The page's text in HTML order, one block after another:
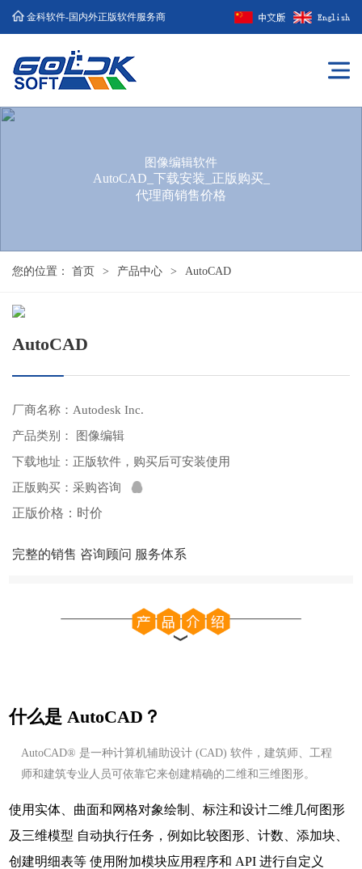
金科软件-国内外正版软件服务商
图像编辑软件
AutoCAD_下载安装_正版购买_
代理商销售价格
您的位置： 首页 > 产品中心 > AutoCAD
AutoCAD
厂商名称：Autodesk Inc.
产品类别： 图像编辑
下载地址： 正版软件，购买后可安装使用
正版购买： 采购咨询
正版价格：时价
完整的销售 咨询顾问 服务体系
什么是 AutoCAD？
AutoCAD® 是一种计算机辅助设计 (CAD) 软件，建筑师、工程
师和建筑专业人员可依靠它来创建精确的二维和三维图形。
使用实体、曲面和网格对象绘制、标注和设计二维几何图形
及三维模型 自动执行任务，例如比较图形、计数、添加块、
创建明细表等 使用附加模块应用程序和 API 进行自定义